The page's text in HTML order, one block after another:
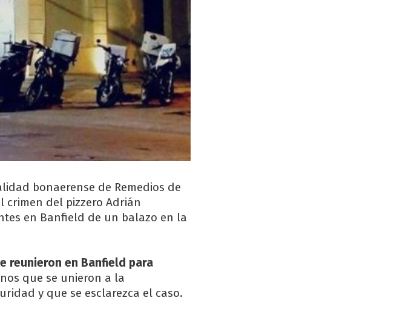
bonaerense de Remedios de
crimen del pizzero Adrián
en Banfield de un balazo en la
reunieron en Banfield para
que se unieron a la
y que se esclarezca el caso.